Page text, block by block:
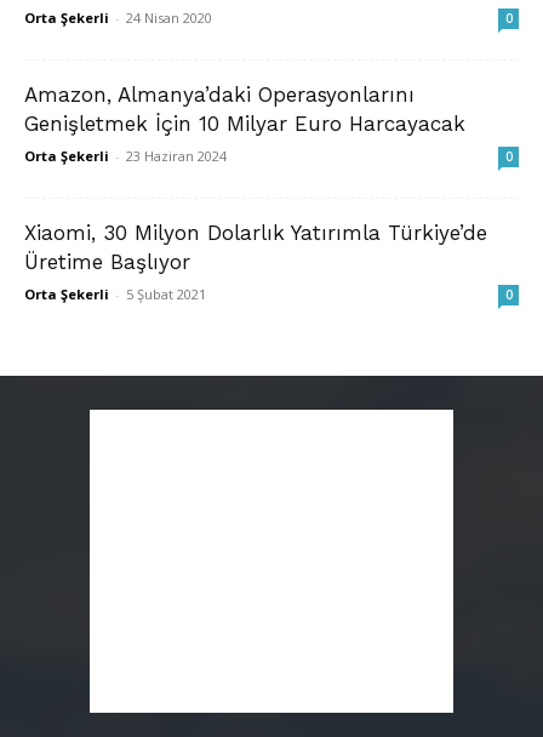
Orta Şekerli - 24 Nisan 2020 0
Amazon, Almanya’daki Operasyonlarını
Genişletmek İçin 10 Milyar Euro Harcayacak
Orta Şekerli - 23 Haziran 2024 0
Xiaomi, 30 Milyon Dolarlık Yatırımla Türkiye’de
Üretime Başlıyor
Orta Şekerli - 5 Şubat 2021 0